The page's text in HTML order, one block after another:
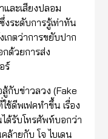
ละเสียงปลอม
ระดับการรู้เท่าทัน
กตว่าการขยับปาก
ด้วยการส่ง
ร์
กับข่าวลวง (Fake
ดีพเฟคทำขึ้น เรื่อง
ด้รับโทรศัพท์บอกว่า
ล้ายกับ โจ ไบเดน